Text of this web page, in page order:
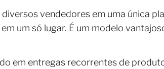
diversos vendedores em uma única
um só lugar. É um modelo
em entregas recorrentes de